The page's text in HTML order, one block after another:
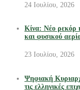
24 Ιουλίου, 2026
Κίνα: Νέο ρεκόρ
και φυσικού
23 Ιουλίου, 2026
Ψηφιακή
τις ελληνικές